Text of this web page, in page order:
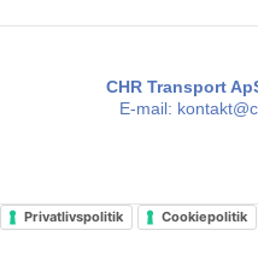
CHR Transport
E-mail:
Privatlivspolitik Cookiepolitik